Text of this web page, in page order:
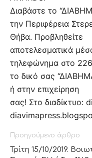
Διαβάστε το
την Περιφέρεια
Θήβα. Προβληθείτε
αποτελεσματικά
τηλεφώνημα στο
το δικό σας
ή στην επιχείρηση
σας! Στο διαδίκτυο:
Προηγούμενο άρθρο
Τρίτη 15/10/2019.